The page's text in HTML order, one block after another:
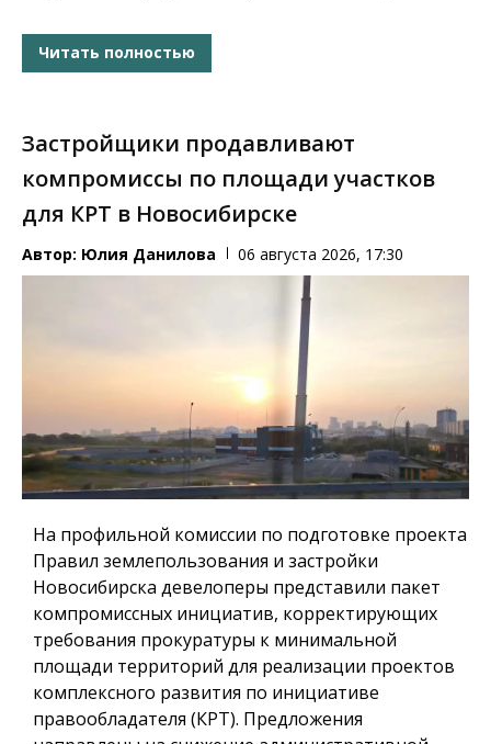
Читать полностью
Застройщики продавливают
компромиссы по площади участков
для КРТ в Новосибирске
Автор: Юлия Данилова 06 августа 2026, 17:30
На профильной комиссии по подготовке проекта
Правил землепользования и застройки
Новосибирска девелоперы представили пакет
компромиссных инициатив, корректирующих
требования прокуратуры к минимальной
площади территорий для реализации проектов
комплексного развития по инициативе
правообладателя (КРТ). Предложения